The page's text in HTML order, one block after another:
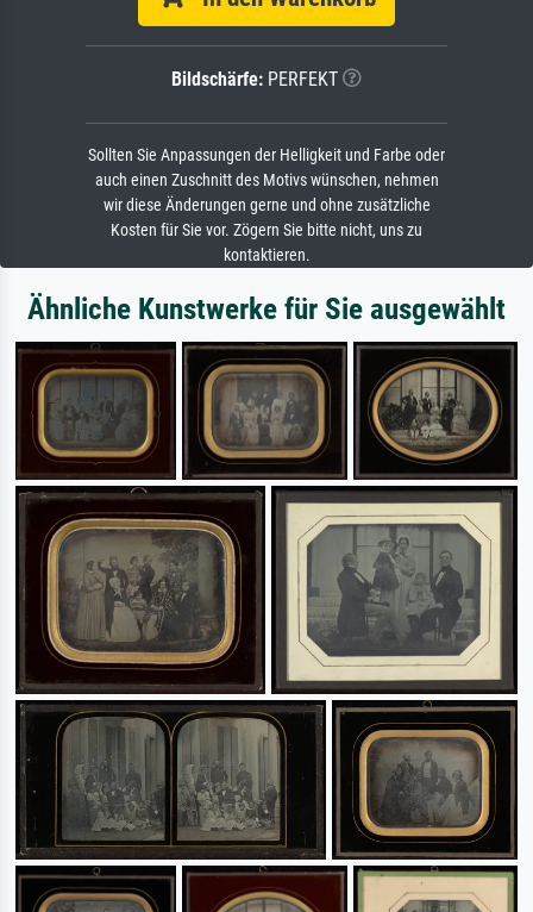
Bildschärfe: PERFEKT
Sollten Sie Anpassungen der Helligkeit und Farbe oder
auch einen Zuschnitt des Motivs wünschen, nehmen
wir diese Änderungen gerne und ohne zusätzliche
Kosten für Sie vor. Zögern Sie bitte nicht, uns zu
kontaktieren.
Ähnliche Kunstwerke für Sie ausgewählt